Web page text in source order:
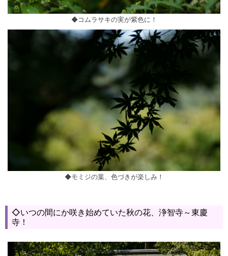
◆コムラサキの実が紫色に！
◆モミジの葉、色づきが楽しみ！
◇いつの間にか咲き始めていた秋の花、浄智寺～東慶
寺！